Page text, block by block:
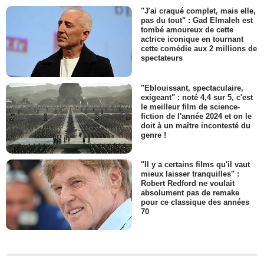
"J'ai craqué complet, mais elle,
pas du tout" : Gad Elmaleh est
tombé amoureux de cette
actrice iconique en tournant
cette comédie aux 2 millions de
spectateurs
"Eblouissant, spectaculaire,
exigeant" : noté 4,4 sur 5, c'est
le meilleur film de science-
fiction de l'année 2024 et on le
doit à un maître incontesté du
genre !
"Il y a certains films qu'il vaut
mieux laisser tranquilles" :
Robert Redford ne voulait
absolument pas de remake
pour ce classique des années
70